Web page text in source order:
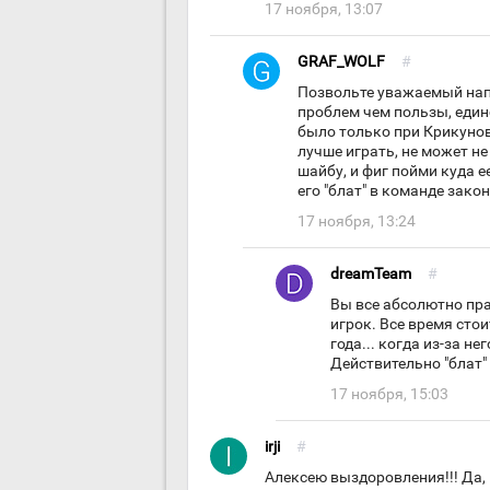
17 ноября, 13:07
GRAF_WOLF
#
Позвольте уважаемый
проблем чем пользы,
было только при
лучше играть, не может
шайбу, и фиг пойми куда
его "блат" в команде
17 ноября, 13:24
dreamTeam
#
Вы все абсолютно
игрок. Все время
года... когда из-за
Действительно
17 ноября, 15:03
irji
#
Алексею выздоровления!!! Да,